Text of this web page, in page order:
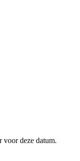
voor deze datum.